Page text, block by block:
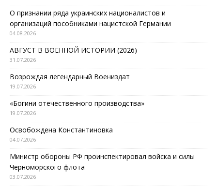
О признании ряда украинских националистов и
организаций пособниками нацистской Германии
04.08.2026
АВГУСТ В ВОЕННОЙ ИСТОРИИ (2026)
31.07.2026
Возрождая легендарный Воениздат
19.07.2026
«Богини отечественного производства»
19.07.2026
Освобождена Константиновка
04.07.2026
Министр обороны РФ проинспектировал войска и силы
Черноморского флота
03.07.2026